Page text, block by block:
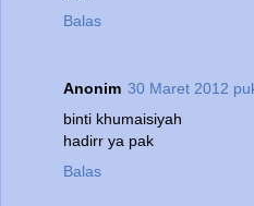
Balas
Anonim 30 Maret 2012
binti khumaisiyah
hadirr ya pak
Balas